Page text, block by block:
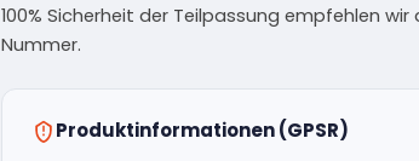
100% Sicherheit der Teilpassung empfehlen
Nummer.
Produktinformationen (GPSR)